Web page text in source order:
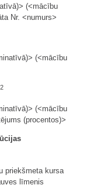
(<mācību
Nr. <numurs>
(<mācību
2
(<mācību
(procentos)>
priekšmeta kursa
līmenis